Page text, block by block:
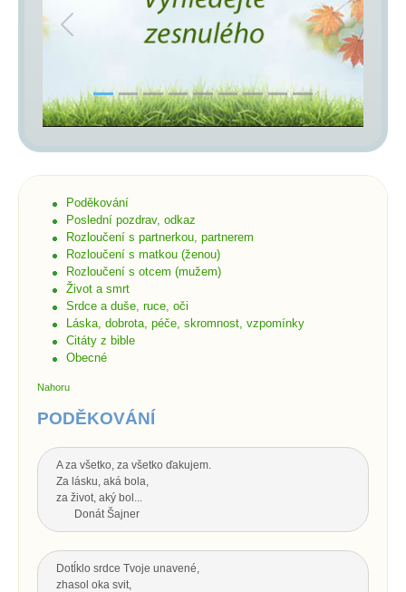
Previous Next
Poděkování
Poslední pozdrav, odkaz
Rozloučení s partnerkou, partnerem
Rozloučení s matkou (ženou)
Rozloučení s otcem (mužem)
Život a smrt
Srdce a duše, ruce, oči
Láska, dobrota, péče, skromnost, vzpomínky
Citáty z bible
Obecné
Nahoru
PODĚKOVÁNÍ
A za všetko, za všetko ďakujem.
Za lásku, aká bola,
za život, aký bol...
Donát Šajner
Dotĺklo srdce Tvoje unavené,
zhasol oka svit,